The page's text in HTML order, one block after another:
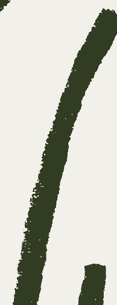
begrijpen in 33
van
en
behandelingen
psychische en
tot wat
over heftige
en het
het ontbreken van
worden
kunnen